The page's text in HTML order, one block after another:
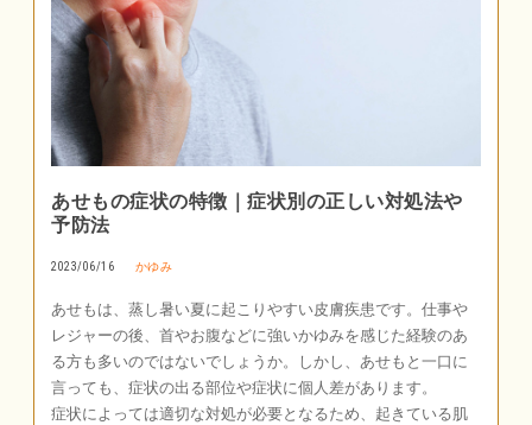
あせもの症状の特徴｜症状別の正しい対処法や
予防法
2023/06/16 かゆみ
あせもは、蒸し暑い夏に起こりやすい皮膚疾患です。仕事や
レジャーの後、首やお腹などに強いかゆみを感じた経験のあ
る方も多いのではないでしょうか。しかし、あせもと一口に
言っても、症状の出る部位や症状に個人差があります。
症状によっては適切な対処が必要となるため、起きている肌